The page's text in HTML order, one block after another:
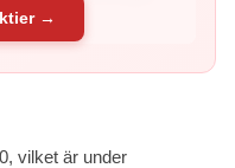
→
vilket är under